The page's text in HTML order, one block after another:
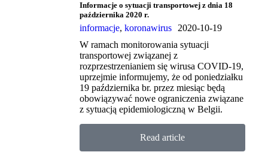
Informacje o sytuacji transportowej z dnia 18
października 2020 r.
informacje, koronawirus
2020-10-19
W ramach monitorowania sytuacji
transportowej związanej z
rozprzestrzenianiem się wirusa COVID-19,
uprzejmie informujemy, że od poniedziałku
19 października br. przez miesiąc będą
obowiązywać nowe ograniczenia związane
z sytuacją epidemiologiczną w Belgii.
Read article